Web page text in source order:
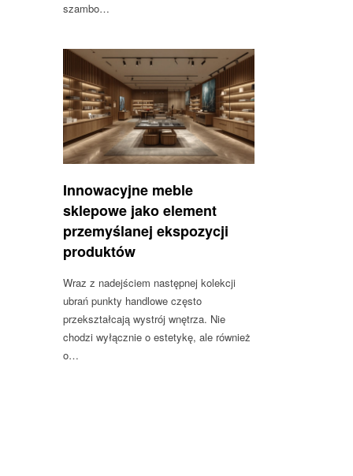
szambo…
Innowacyjne meble
sklepowe jako element
przemyślanej ekspozycji
produktów
Wraz z nadejściem następnej kolekcji
ubrań punkty handlowe często
przekształcają wystrój wnętrza. Nie
chodzi wyłącznie o estetykę, ale również
o…